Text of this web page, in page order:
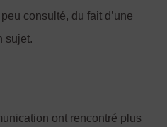
consulté, du fait d’une
sujet.
ont rencontré plus